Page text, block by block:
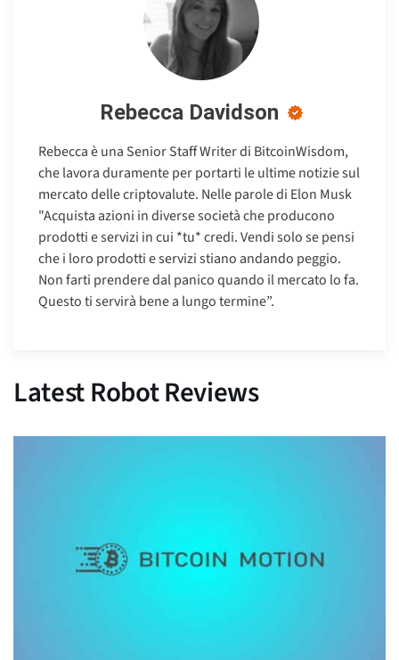
Rebecca Davidson
Rebecca è una Senior Staff Writer di BitcoinWisdom,
che lavora duramente per portarti le ultime notizie sul
mercato delle criptovalute. Nelle parole di Elon Musk
"Acquista azioni in diverse società che producono
prodotti e servizi in cui *tu* credi. Vendi solo se pensi
che i loro prodotti e servizi stiano andando peggio.
Non farti prendere dal panico quando il mercato lo fa.
Questo ti servirà bene a lungo termine”.
Latest Robot Reviews